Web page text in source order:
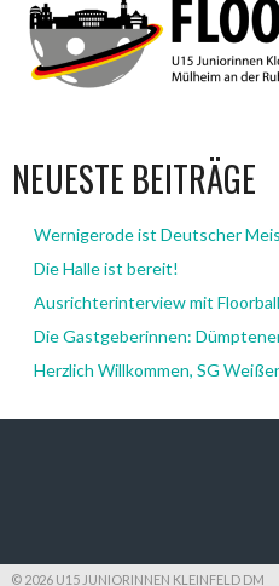
NEUESTE BEITRÄGE
Wernigerode ist Deutscher
Die Halle ist bereit!
Ausrichterinterview mit
Die Gastgeberinnen:
Herzlich Willkommen, SG
© 2026 U15 JUNIORINNEN KLEINFELD DM